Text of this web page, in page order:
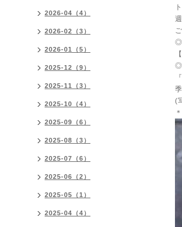
◎
(
2026-04（4）
2026-02（3）
2026-01（5）
2025-12（9）
2025-11（3）
2025-10（4）
2025-09（6）
2025-08（3）
2025-07（6）
2025-06（2）
2025-05（1）
2025-04（4）